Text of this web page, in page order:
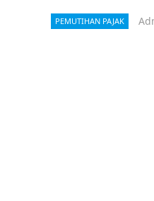
PEMUTIHAN PAJAK